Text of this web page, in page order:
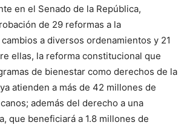
en el Senado de la República,
de 29 reformas a la
a diversos ordenamientos y 21
ellas, la reforma constitucional que
de bienestar como derechos de la
atienden a más de 42 millones de
además del derecho a una
que beneficiará a 1.8 millones de